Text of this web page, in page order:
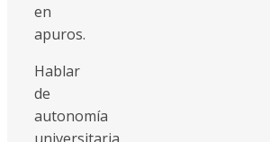
en
apuros.
Hablar
de
autonomía